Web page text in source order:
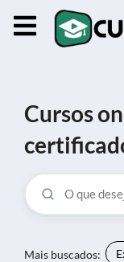
Cursos
Mais buscados: